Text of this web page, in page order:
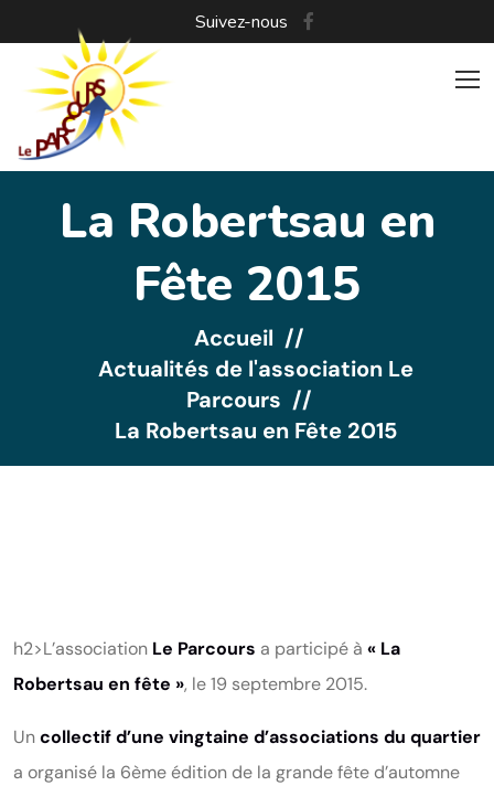
Suivez-nous
La Robertsau en
Fête 2015
Accueil
Actualités de l'association Le
Parcours
La Robertsau en Fête 2015
h2>L’association Le Parcours a participé à « La
Robertsau en fête », le 19 septembre 2015.
Uncollectif d’une vingtaine d’associations du quartier
a organisé la 6ème édition de la grande fête d’automne